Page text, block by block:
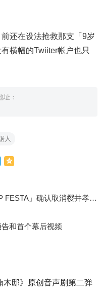
还在设法抢救那支「9岁
横幅的Twiiter帐户也只
：
人
十年不伦恋风波延烧！「2023 JUMP FESTA」确认取消樱井孝宏《咒术回战》活动
和首个幕后视频
木邸》原创音声剧第二弹